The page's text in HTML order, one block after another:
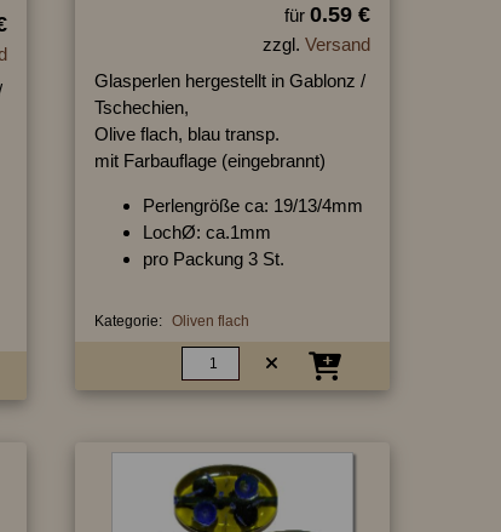
für 0.59 €
zzgl. Versand
Glasperlen hergestellt in Gablonz /
Tschechien,
Olive flach, blau transp.
mit Farbauflage (eingebrannt)
Perlengröße ca: 19/13/4mm
LochØ: ca.1mm
pro Packung 3 St.
Kategorie: Oliven flach